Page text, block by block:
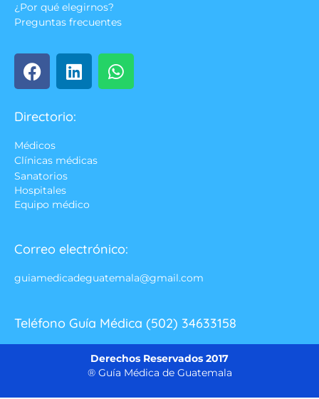
¿Por qué elegirnos?
Preguntas frecuentes
Directorio:
Médicos
Clínicas médicas
Sanatorios
Hospitales
Equipo médico
Correo electrónico:
guiamedicadeguatemala@gmail.com
Teléfono Guía Médica (502) 34633158
Derechos Reservados 2017
® Guía Médica de Guatemala